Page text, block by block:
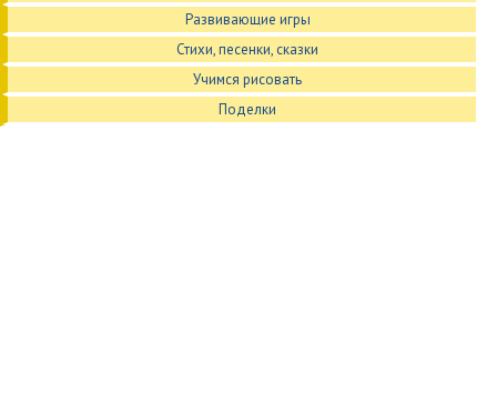
Развивающие игры
Стихи, песенки, сказки
Учимся рисовать
Поделки